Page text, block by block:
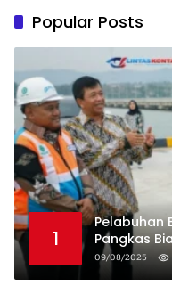
Popular Posts
1
Pelabuhan
Pangkas
09/08/2025